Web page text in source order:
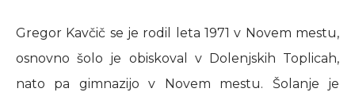
Gregor Kavčič se je rodil leta 1971 v Novem mestu,
osnovno šolo je obiskoval v Dolenjskih Toplicah,
nato pa gimnazijo v Novem mestu. Šolanje je